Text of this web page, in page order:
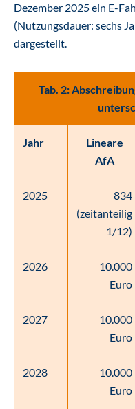
Dezember 2025 ein E-
(Nutzungsdauer: sechs
dargestellt.
Tab. 2:
Jahr
Lineare
AfA
2025
834
(zeitanteilig
1/12)
2026
10.000
Euro
2027
10.000
Euro
2028
10.000
Euro